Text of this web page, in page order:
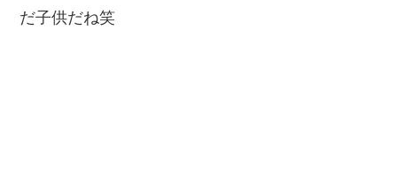
だ子供だね笑